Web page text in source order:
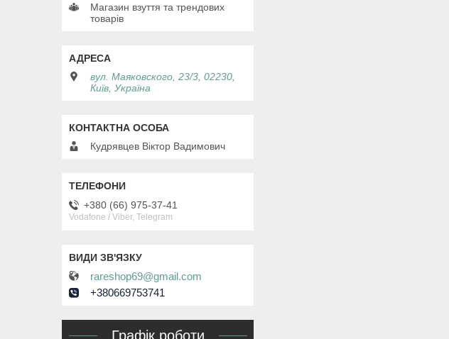
Магазин взуття та трендових
товарів
вул. Маяковского, 23/3, 02230,
Київ, Україна
Кудрявцев Віктор Вадимович
+380 (66) 975-37-41
Vodafone / Viber, Telegram
rareshop69@gmail.com
+380669753741
Графік роботи